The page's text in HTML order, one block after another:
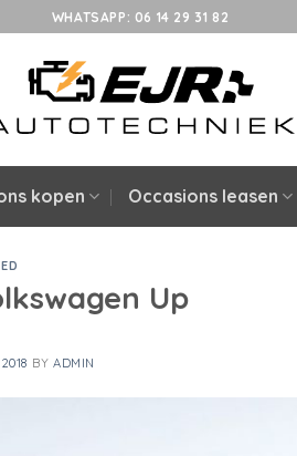
WHATSAPP: 06 14 29 31 82
kopen Occasions leasen
Up
BY ADMIN